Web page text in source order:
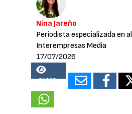
Nina Jareño
Periodista especializada en
Interempresas Media
17/07/2026
24998